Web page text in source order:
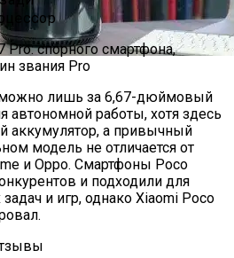
Станции C Потрясающей
И Мощностью
можно лишь за 6,67-дюймовый
автономной работы, хотя здесь
аккумулятор, а привычный
модель не отличается от
и Oppo. Смартфоны Poco
и подходили для
и игр, однако Xiaomi Poco